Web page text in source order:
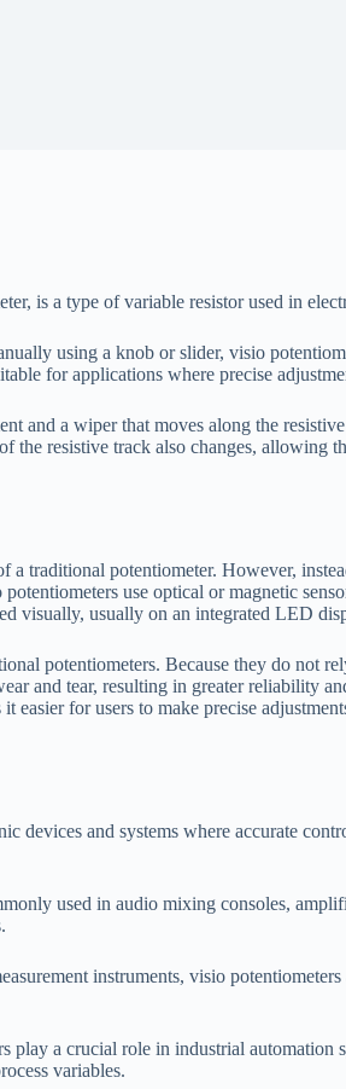
is a type of variable resistor used in
using a knob or slider, visio
for applications where precise
and a wiper that moves along the
the resistive track also changes, allowing
a traditional potentiometer. However,
use optical or magnetic
visually, usually on an integrated LED
potentiometers. Because they do not
and tear, resulting in greater reliability
easier for users to make precise
devices and systems where accurate
used in audio mixing consoles,
instruments, visio potentiometers
play a crucial role in industrial automation
variables.